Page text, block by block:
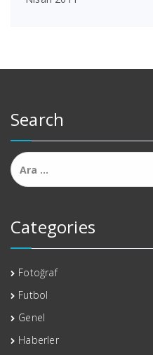
Search
Arama:
Categories
Fotoğraf
Futbol
Genel
Haberler